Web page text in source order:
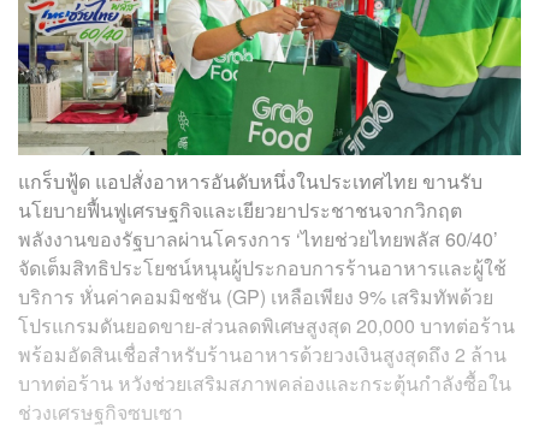
แกร็บฟู้ด แอปสั่งอาหารอันดับหนึ่งในประเทศไทย ขานรับ
นโยบายฟื้นฟูเศรษฐกิจและเยียวยาประชาชนจากวิกฤต
พลังงานของรัฐบาลผ่านโครงการ ‘ไทยช่วยไทยพลัส 60/40’
จัดเต็มสิทธิประโยชน์หนุนผู้ประกอบการร้านอาหารและผู้ใช้
บริการ หั่นค่าคอมมิชชัน (GP) เหลือเพียง 9% เสริมทัพด้วย
โปรแกรมดันยอดขาย-ส่วนลดพิเศษสูงสุด 20,000 บาทต่อร้าน
พร้อมอัดสินเชื่อสำหรับร้านอาหารด้วยวงเงินสูงสุดถึง 2 ล้าน
บาทต่อร้าน หวังช่วยเสริมสภาพคล่องและกระตุ้นกำลังซื้อใน
ช่วงเศรษฐกิจซบเซา